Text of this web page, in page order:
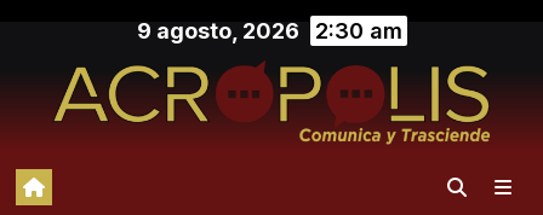
contenido
9 agosto, 2026 2:30 am